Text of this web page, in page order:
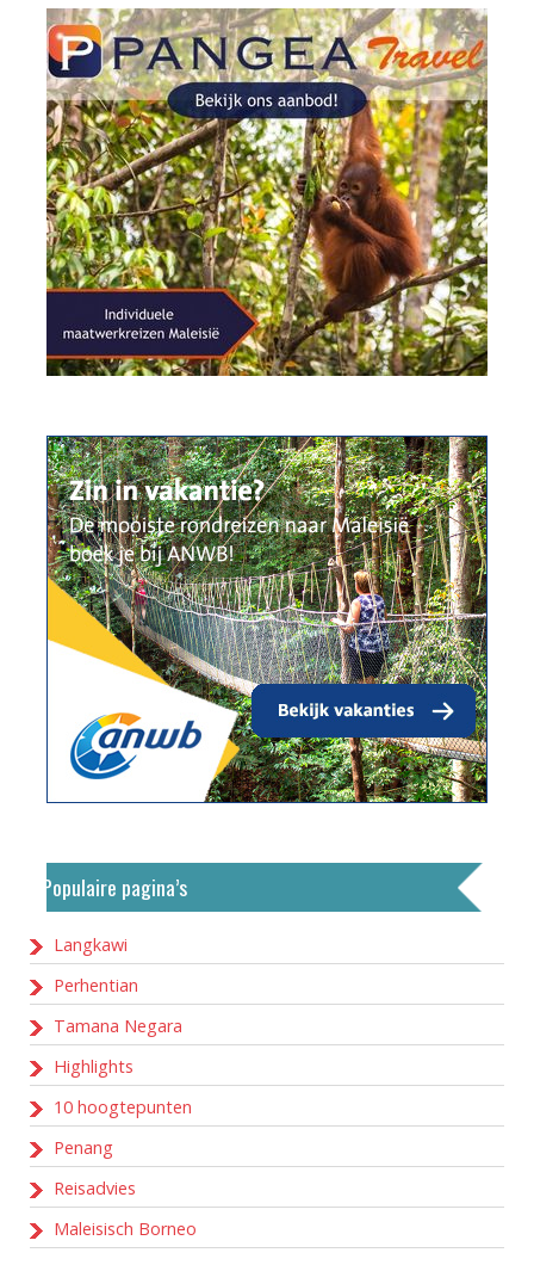
Populaire pagina’s
Langkawi
Perhentian
Tamana Negara
Highlights
10 hoogtepunten
Penang
Reisadvies
Maleisisch Borneo